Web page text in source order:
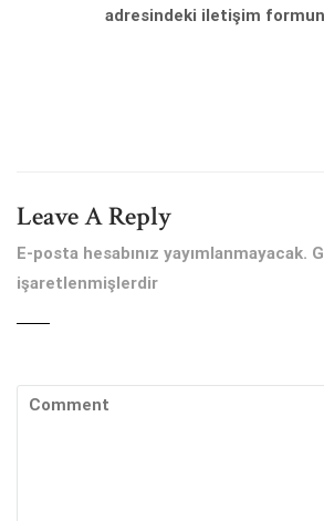
adresindeki iletişim
Leave A Reply
E-posta hesabınız yayımlanmayacak.
işaretlenmişlerdir